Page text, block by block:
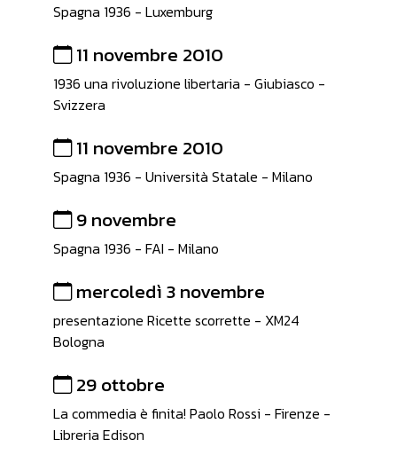
Spagna 1936 - Luxemburg
11 novembre 2010
1936 una rivoluzione libertaria - Giubiasco -
Svizzera
11 novembre 2010
Spagna 1936 - Università Statale - Milano
9 novembre
Spagna 1936 - FAI - Milano
mercoledì 3 novembre
presentazione Ricette scorrette - XM24
Bologna
29 ottobre
La commedia è finita! Paolo Rossi - Firenze -
Libreria Edison